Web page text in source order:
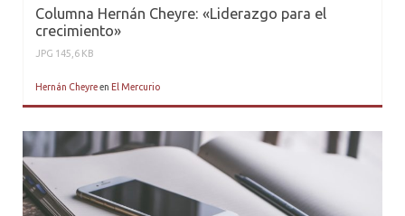
Columna Hernán Cheyre: «Liderazgo para el
crecimiento»
JPG 145,6 KB
Hernán Cheyreen El Mercurio